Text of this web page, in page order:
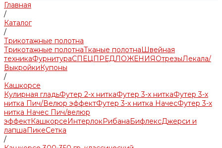
Главная
/
Каталог
/
Трикотажные полотна
Трикотажные полотнаТканые полотнаШвейная
техникаФурнитураСПЕЦПРЕДЛОЖЕНИЯОтрезыЛекала/
ВыкройкиКупоны
/
Кашкорсе
Кулирная гладьФутер 2-х ниткаФутер 3-х ниткаФутер 3-х
нитка Пич/Велюр эффектФутер 3-х нитка НачесФутер 3-х
нитка Начес Пич/велюр
эффектКашкорсеИнтерлокРибанаБифлексДжерси и
лапшаПикеСетка
/